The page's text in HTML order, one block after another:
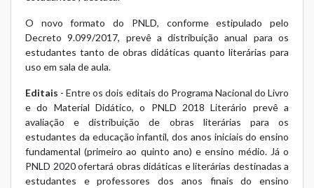
O novo formato do PNLD, conforme estipulado pelo
Decreto 9.099/2017, prevê a distribuição anual para os
estudantes tanto de obras didáticas quanto literárias para
uso em sala de aula.
Editais - Entre os dois editais do Programa Nacional do Livro
e do Material Didático, o PNLD 2018 Literário prevê a
avaliação e distribuição de obras literárias para os
estudantes da educação infantil, dos anos iniciais do ensino
fundamental (primeiro ao quinto ano) e ensino médio. Já o
PNLD 2020 ofertará obras didáticas e literárias destinadas a
estudantes e professores dos anos finais do ensino